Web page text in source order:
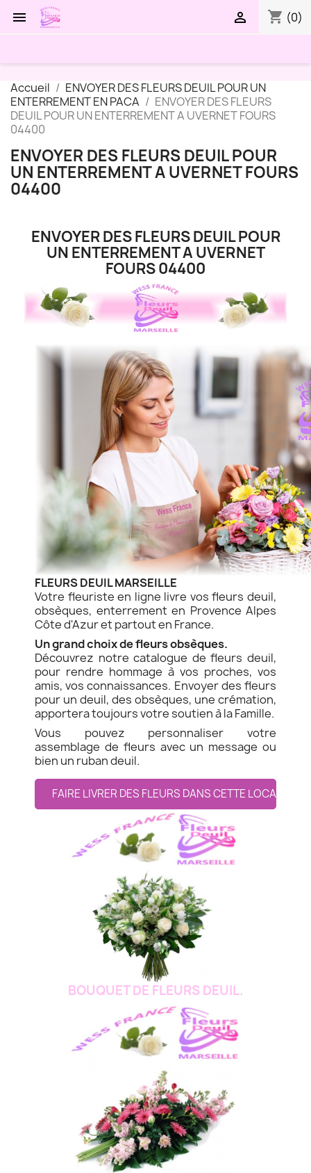
 shopping_cart (0)

Accueil
ENVOYER DES FLEURS DEUIL POUR UN
ENTERREMENT EN PACA
ENVOYER DES FLEURS
DEUIL POUR UN ENTERREMENT A UVERNET FOURS
04400
ENVOYER DES FLEURS DEUIL POUR
UN ENTERREMENT A UVERNET FOURS
04400
ENVOYER DES FLEURS DEUIL POUR
UN ENTERREMENT A UVERNET
FOURS 04400
FLEURS DEUIL MARSEILLE
Votre fleuriste en ligne livre vos fleurs deuil,
obsèques, enterrement en Provence Alpes
Côte d'Azur et partout en France.
Un grand choix de fleurs obsèques.
Découvrez notre catalogue de fleurs deuil,
pour rendre hommage à vos proches, vos
amis, vos connaissances. Envoyer des fleurs
pour un deuil, des obsèques, une crémation,
apportera toujours votre soutien à la Famille.
Vous pouvez personnaliser votre
assemblage de fleurs avec un message ou
bien un ruban deuil.
FAIRE LIVRER DES FLEURS DANS CETTE LOCALITE
BOUQUET DE FLEURS DEUIL.